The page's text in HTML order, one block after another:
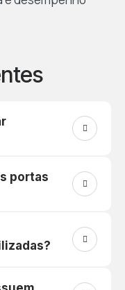
portas